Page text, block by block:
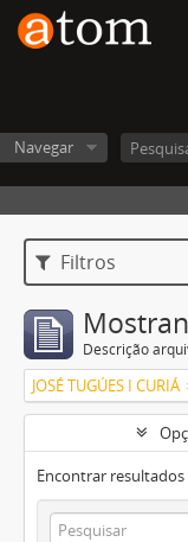
Navegar
Filtros
Descrição
JOSÉ TUGÚES I CURIÁ
Encontrar resultados